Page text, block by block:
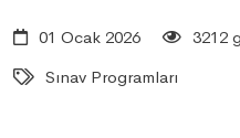
01 Ocak 2026
3212
Sınav Programları